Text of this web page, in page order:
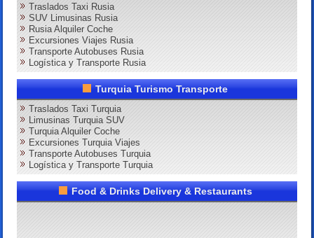
Traslados Taxi Rusia
SUV Limusinas Rusia
Rusia Alquiler Coche
Excursiones Viajes Rusia
Transporte Autobuses Rusia
Logística y Transporte Rusia
Turquia Turismo Transporte
Traslados Taxi Turquia
Limusinas Turquia SUV
Turquia Alquiler Coche
Excursiones Turquia Viajes
Transporte Autobuses Turquia
Logística y Transporte Turquia
Food & Drinks Delivery & Restaurants